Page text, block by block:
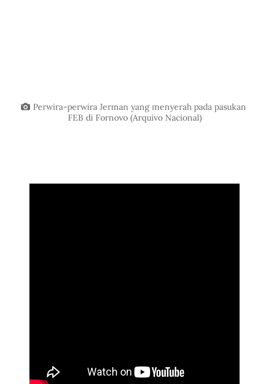
Perwira-perwira Jerman yang menyerah pada pasukan
FEB di Fornovo (Arquivo Nacional)